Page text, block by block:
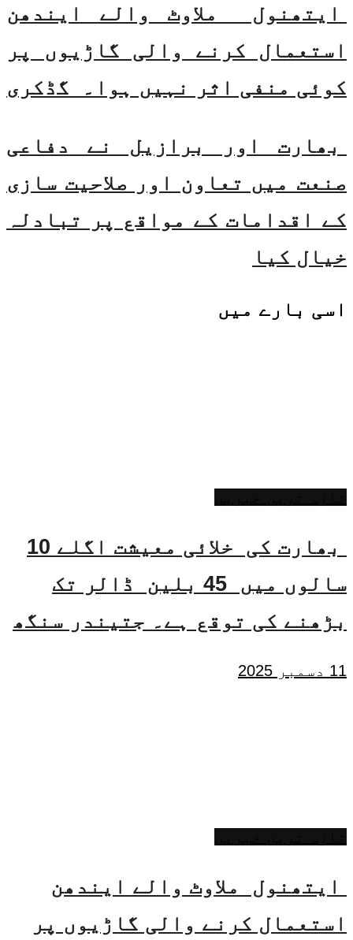
ایتھنول ملاوٹ والے ایندھن
استعمال کرنے والی گاڑیوں پر
کوئی منفی اثر نہیں ہوا۔ گڈکری
بھارت اور برازیل نے دفاعی
صنعت میں تعاون اور صلاحیت سازی
کے اقدامات کے مواقع پر تبادلہ
خیال کیا
اسی بارے میں
بھارت کی خلائی معیشت اگلے 10
سالوں میں 45 بلین ڈالر تک
بڑھنے کی توقع ہے۔ جتیندر سنگھ
11 دسمبر 2025
ایتھنول ملاوٹ والے ایندھن
استعمال کرنے والی گاڑیوں پر